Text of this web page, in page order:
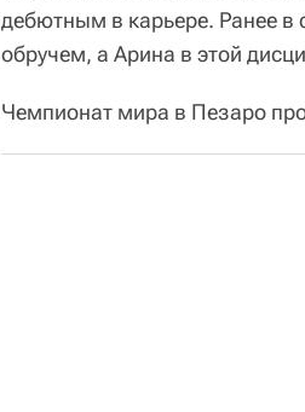
дебютным в карьере. Ранее в
обручем, а Арина в этой
Чемпионат мира в Пезаро